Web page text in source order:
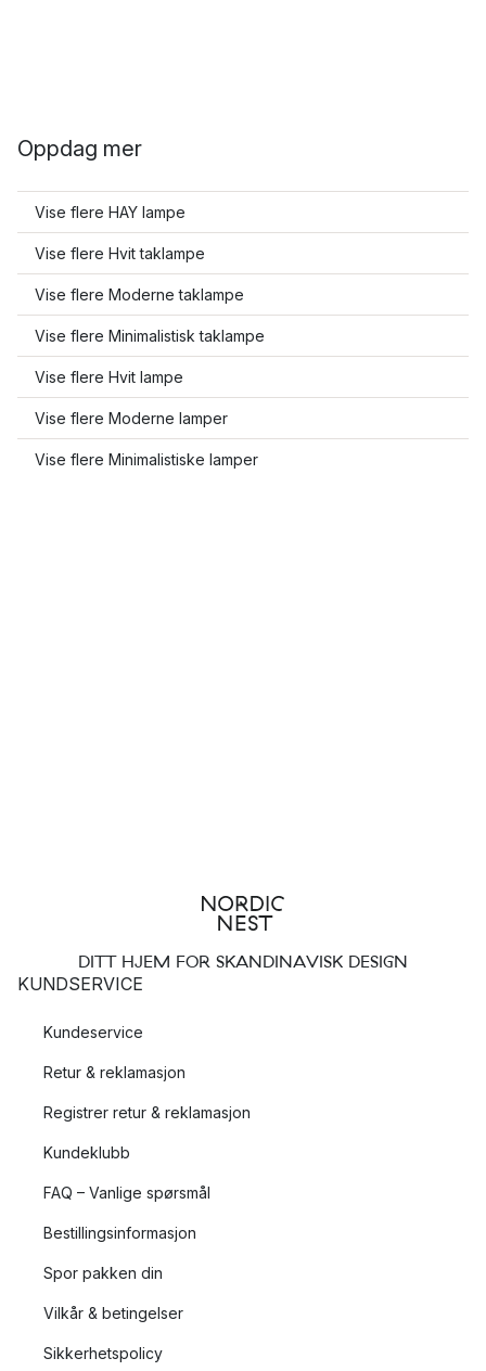
Oppdag mer
Vise flere HAY lampe
Vise flere Hvit taklampe
Vise flere Moderne taklampe
Vise flere Minimalistisk taklampe
Vise flere Hvit lampe
Vise flere Moderne lamper
Vise flere Minimalistiske lamper
DITT HJEM FOR SKANDINAVISK DESIGN
KUNDSERVICE
Kundeservice
Retur & reklamasjon
Registrer retur & reklamasjon
Kundeklubb
FAQ – Vanlige spørsmål
Bestillingsinformasjon
Spor pakken din
Vilkår & betingelser
Sikkerhetspolicy